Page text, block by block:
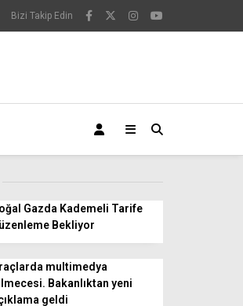
Bizi Takip Edin
Gazda Kademeli Tarife
Bekliyor
multimedya
Bakanlıktan yeni
geldi